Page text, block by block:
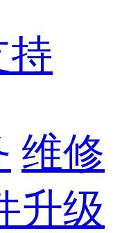
持
维修
升级